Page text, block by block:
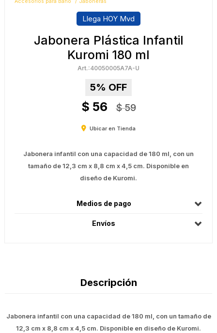
Accesorios para Baño Jaboneras
Llega HOY Mvd
Jabonera Plástica Infantil
Kuromi 180 ml
40050005A7A-U
5
$ 56 $ 59
Ubicar en Tienda
Jabonera infantil con una capacidad de 180 ml, con un
tamaño de 12,3 cm x 8,8 cm x 4,5 cm. Disponible en
diseño de Kuromi.
Medios de pago
Envíos
Descripción
Jabonera infantil con una capacidad de 180 ml, con un tamaño de
12,3 cm x 8,8 cm x 4,5 cm. Disponible en diseño de Kuromi.